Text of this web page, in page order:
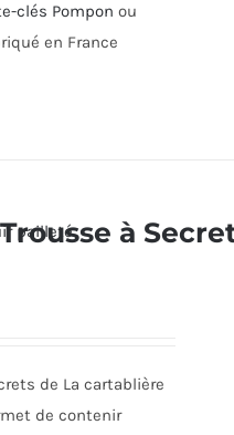
clés Pompon ou
en France
à
de La cartablière
de contenir